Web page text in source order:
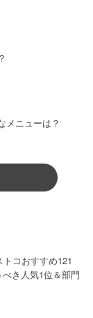
メニューは？
トコおすすめ121
き人気1位＆部門